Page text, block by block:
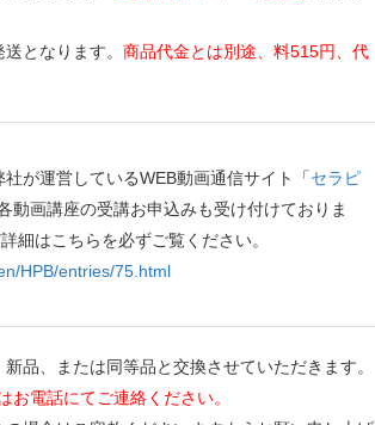
となります。 商品代金とは別途、料515円、代
が運営しているWEB動画通信サイト「セラピ
動画講座の受講お申込みも受け付けておりま
細はこちらを必ずご覧ください。
HPB/entries/75.html
品、または同等品と交換させていただきます。
電話にてご連絡ください。